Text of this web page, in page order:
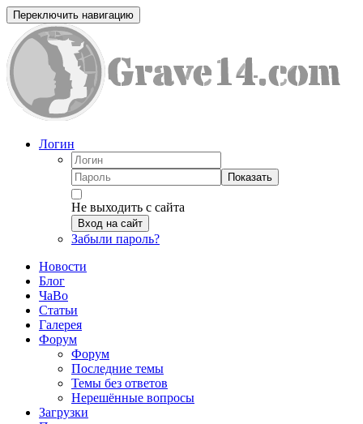
Переключить навигацию
Логин
Показать
Не выходить с сайта
Вход на сайт
Забыли пароль?
Новости
Блог
ЧаВо
Статьи
Галерея
Форум
Форум
Последние темы
Темы без ответов
Нерешённые вопросы
Загрузки